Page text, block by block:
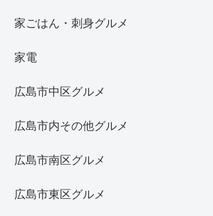
家ごはん・刺身グルメ
家電
広島市中区グルメ
広島市内その他グルメ
広島市南区グルメ
広島市東区グルメ